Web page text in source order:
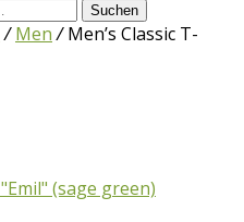
Suchen
/ Men /Men’s Classic T-